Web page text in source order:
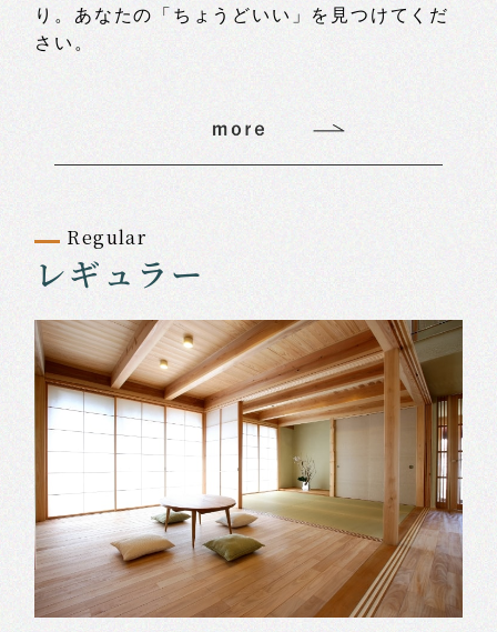
り。あなたの「ちょうどいい」を見つけてくだ
さい。
Regular
レギュラー